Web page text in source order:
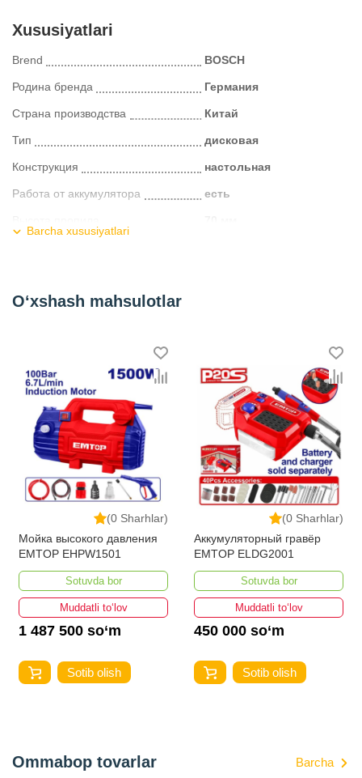
Xususiyatlari
Brend BOSCH
Родина бренда Германия
Страна производства Китай
Тип дисковая
Конструкция настольная
Работа от аккумулятора есть
Тип аккумулятора
Barcha xususiyatlari
O‘xshash mahsulotlar
(0 Sharhlar)
Мойка высокого давления
EMTOP EHPW1501
Sotuvda bor
Muddatli to‘lov
1 487 500 so‘m
Sotib olish
(0 Sharhlar)
Аккумуляторный гравёр
EMTOP ELDG2001
Sotuvda bor
Muddatli to‘lov
450 000 so‘m
Sotib olish
Ommabop tovarlar Barcha